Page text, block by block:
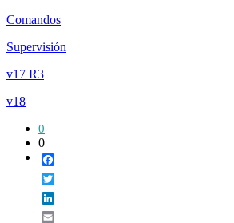
Comandos
Supervisión
v17 R3
v18
0
0